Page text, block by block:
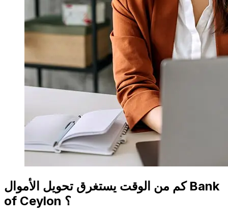
كم من الوقت يستغرق تحويل الأموال Bank
of Ceylon ؟